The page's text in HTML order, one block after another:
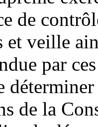
de
et veille
par
de la